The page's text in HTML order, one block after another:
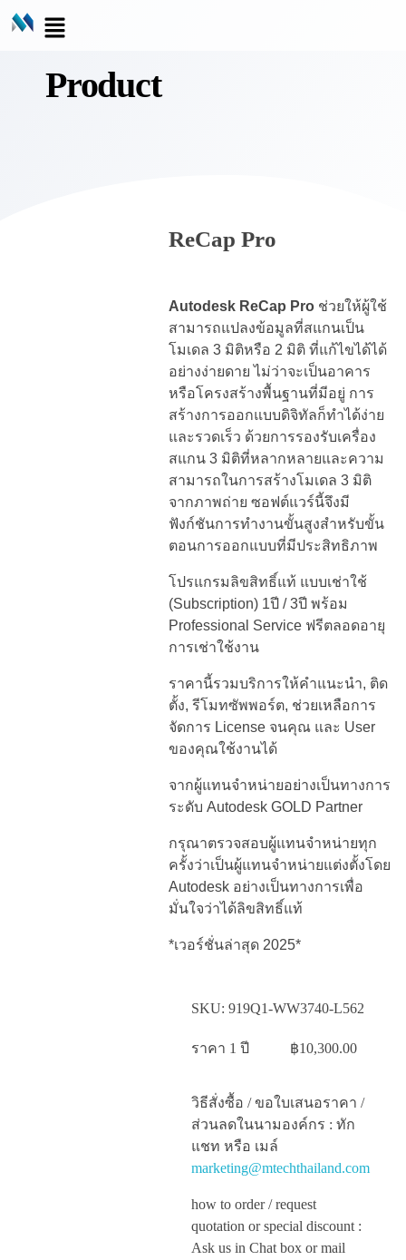
Product
ReCap Pro
Autodesk ReCap Pro ช่วยให้ผู้ใช้
สามารถแปลงข้อมูลที่สแกนเป็น
โมเดล 3 มิติหรือ 2 มิติ ที่แก้ไขได้ได้
อย่างง่ายดาย ไม่ว่าจะเป็นอาคาร
หรือโครงสร้างพื้นฐานที่มีอยู่ การ
สร้างการออกแบบดิจิทัลก็ทำได้ง่าย
และรวดเร็ว ด้วยการรองรับเครื่อง
สแกน 3 มิติที่หลากหลายและความ
สามารถในการสร้างโมเดล 3 มิติ
จากภาพถ่าย ซอฟต์แวร์นี้จึงมี
ฟังก์ชันการทำงานขั้นสูงสำหรับขั้น
ตอนการออกแบบที่มีประสิทธิภาพ
โปรแกรมลิขสิทธิ์แท้ แบบเช่าใช้
(Subscription) 1ปี / 3ปี พร้อม
Professional Service ฟรีตลอดอายุ
การเช่าใช้งาน
ราคานี้รวมบริการให้คำแนะนำ, ติด
ตั้ง, รีโมทซัพพอร์ต, ช่วยเหลือการ
จัดการ License จนคุณ และ User
ของคุณใช้งานได้
จากผู้แทนจำหน่ายอย่างเป็นทางการ
ระดับ Autodesk GOLD Partner
กรุณาตรวจสอบผู้แทนจำหน่ายทุก
ครั้งว่าเป็นผู้แทนจำหน่ายแต่งตั้งโดย
Autodesk อย่างเป็นทางการเพื่อ
มั่นใจว่าได้ลิขสิทธิ์แท้
*เวอร์ชั่นล่าสุด 2025*
SKU: 919Q1-WW3740-L562
ราคา 1 ปี ฿10,300.00
วิธีสั่งซื้อ / ขอใบเสนอราคา /
ส่วนลดในนามองค์กร : ทัก
แชท หรือ เมล์
marketing@mtechthailand.com
how to order / request
quotation or special discount :
Ask us in Chat box or mail